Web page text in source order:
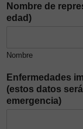
Nombre de
edad)
Nombre
Enfermedades
(estos datos
emergencia)